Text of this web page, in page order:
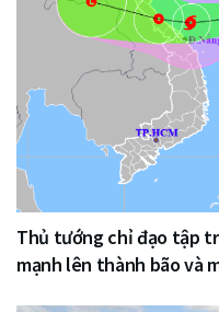
Thủ tướng chỉ đạo tập
mạnh lên thành bão và